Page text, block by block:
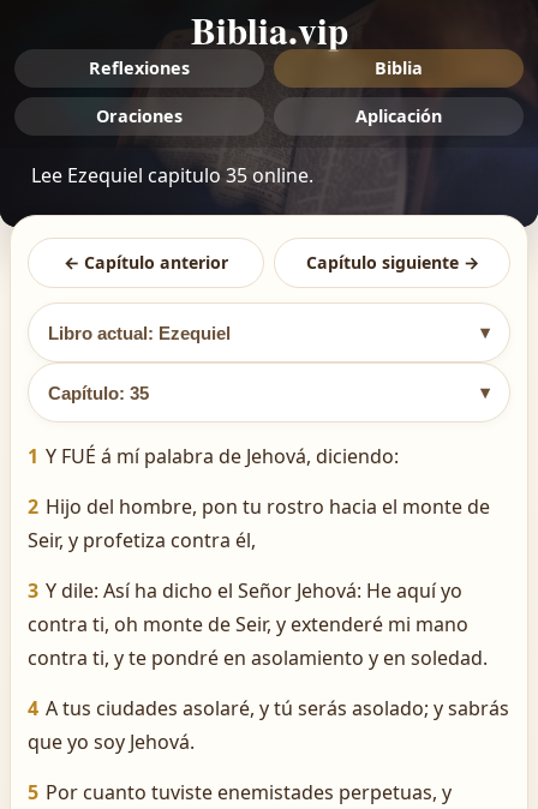
Biblia.vip
Reflexiones Biblia
Oraciones Aplicación
Lee Ezequiel capitulo 35 online.
← Capítulo anterior Capítulo siguiente →
Libro actual: Ezequiel ▾
Capítulo: 35 ▾
1 Y FUÉ á mí palabra de Jehová, diciendo:
2 Hijo del hombre, pon tu rostro hacia el monte de
Seir, y profetiza contra él,
3 Y dile: Así ha dicho el Señor Jehová: He aquí yo
contra ti, oh monte de Seir, y extenderé mi mano
contra ti, y te pondré en asolamiento y en soledad.
4 A tus ciudades asolaré, y tú serás asolado; y sabrás
que yo soy Jehová.
5 Por cuanto tuviste enemistades perpetuas, y